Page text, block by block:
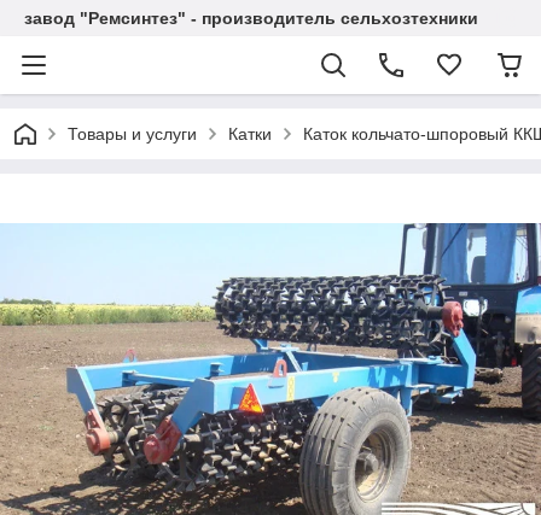
завод "Ремсинтез" - производитель сельхозтехники
Товары и услуги Катки Каток кольчато-шпоровый